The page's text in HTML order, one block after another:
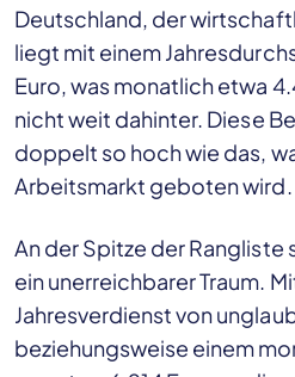
Deutschland, der
liegt mit einem
Euro, was monatlich etwa
nicht weit dahinter. Diese
doppelt so hoch wie das,
Arbeitsmarkt geboten wird.
An der Spitze der Rangliste
ein unerreichbarer Traum.
Jahresverdienst von
beziehungsweise einem